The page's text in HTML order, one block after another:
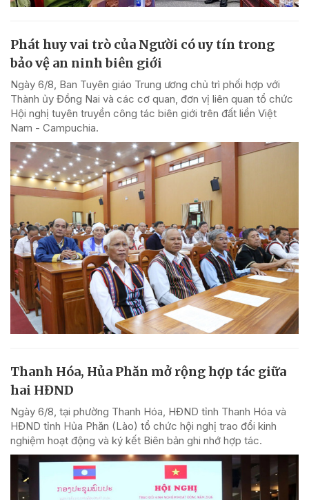
Phát huy vai trò của Người có uy tín trong
bảo vệ an ninh biên giới
Ngày 6/8, Ban Tuyên giáo Trung ương chủ trì phối hợp với
Thành ủy Đồng Nai và các cơ quan, đơn vị liên quan tổ chức
Hội nghị tuyên truyền công tác biên giới trên đất liền Việt
Nam - Campuchia.
Thanh Hóa, Hủa Phăn mở rộng hợp tác giữa
hai HĐND
Ngày 6/8, tại phường Thanh Hóa, HĐND tỉnh Thanh Hóa và
HĐND tỉnh Hủa Phăn (Lào) tổ chức hội nghị trao đổi kinh
nghiệm hoạt động và ký kết Biên bản ghi nhớ hợp tác.